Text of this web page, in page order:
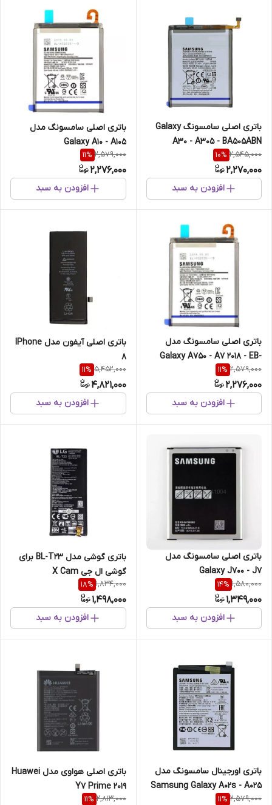
باتری اصلی سامسونگ Galaxy
A30 - A305 - BA505ABN
2,545,000
10%
2,270,000
افزودن به سبد
باتری اصلی سامسونگ مدل
Galaxy A10 - A105
2,579,000
11%
2,276,000
افزودن به سبد
باتری اصلی سامسونگ مدل
Galaxy A750 - A7 2018 - EB-
BA750ABU
2,579,000
11%
2,276,000
افزودن به سبد
باتری اصلی آیفون مدل IPhone
8
5,452,000
11%
4,821,000
افزودن به سبد
باتری اصلی سامسونگ مدل
Galaxy J700 - J7
1,580,000
14%
1,349,000
افزودن به سبد
باتری گوشی مدل BL-T23 برای
گوشی ال جی X Cam
1,834,000
18%
1,498,000
افزودن به سبد
باتری اورجینال سامسونگ مدل
Samsung Galaxy A02s - A025
2,579,000
11%
باتری اصلی هواوی مدل Huawei
Y7 Prime 2019
2,813,000
11%